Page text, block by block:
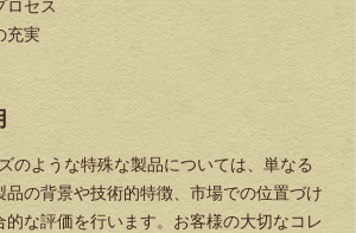
ロセス
充実
のような特殊な製品については、単なる
品の背景や技術的特徴、市場での位置づけ
的な評価を行います。お客様の大切なコレ